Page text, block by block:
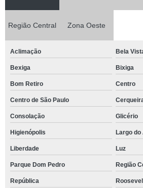
Região Central Zona Oeste
Aclimação Bela
Bexiga Bixiga
Bom Retiro Centro
Centro de São Paulo
Consolação Glicério
Higienópolis Largo
Liberdade Luz
Parque Dom Pedro Região
República